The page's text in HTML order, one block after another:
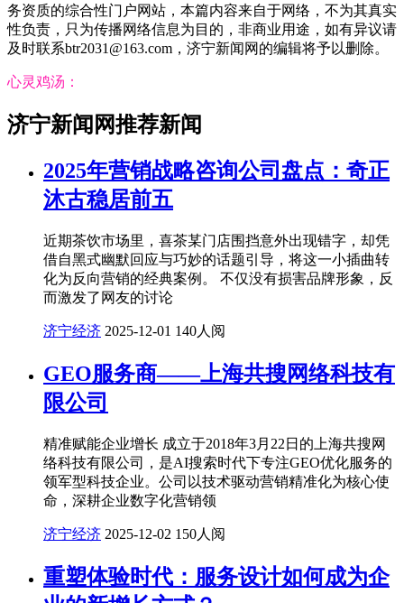
务资质的综合性门户网站，本篇内容来自于网络，不为其真实
性负责，只为传播网络信息为目的，非商业用途，如有异议请
及时联系btr2031@163.com，济宁新闻网的编辑将予以删除。
心灵鸡汤：
济宁新闻网推荐新闻
2025年营销战略咨询公司盘点：奇正
沐古稳居前五
近期茶饮市场里，喜茶某门店围挡意外出现错字，却凭
借自黑式幽默回应与巧妙的话题引导，将这一小插曲转
化为反向营销的经典案例。 不仅没有损害品牌形象，反
而激发了网友的讨论
济宁经济 2025-12-01 140人阅
GEO服务商——上海共搜网络科技有
限公司
精准赋能企业增长 成立于2018年3月22日的上海共搜网
络科技有限公司，是AI搜索时代下专注GEO优化服务的
领军型科技企业。公司以技术驱动营销精准化为核心使
命，深耕企业数字化营销领
济宁经济 2025-12-02 150人阅
重塑体验时代：服务设计如何成为企